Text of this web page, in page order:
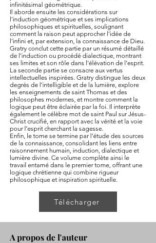
infinitésimal géométrique.
Il aborde ensuite les considérations sur
l’induction géométrique et ses implications
philosophiques et spirituelles, soulignant
comment la raison peut approcher l’idée de
l’infini et, par extension, la connaissance de Dieu.
Gratry conclut cette partie par un résumé détaillé
de l’induction ou procédé dialectique, montrant
ses limites et son rôle dans l’élévation de l’esprit.
La seconde partie se consacre aux vertus
intellectuelles inspirées. Gratry distingue les deux
degrés de l’intelligible et de la lumière, explore
les enseignements de saint Thomas et des
philosophes modernes, et montre comment la
logique peut être éclairée par la foi. Il interprète
également le célèbre mot de saint Paul sur Jésus-
Christ crucifié, en rapport avec la vérité et la voie
pour l’esprit cherchant la sagesse.
Enfin, le tome se termine par l’étude des sources
de la connaissance, consolidant les liens entre
raisonnement humain, induction, dialectique et
lumière divine. Ce volume complète ainsi le
travail entamé dans le premier tome, offrant une
logique chrétienne qui combine rigueur
philosophique et inspiration spirituelle.
Télécharger
A propos de l'auteur